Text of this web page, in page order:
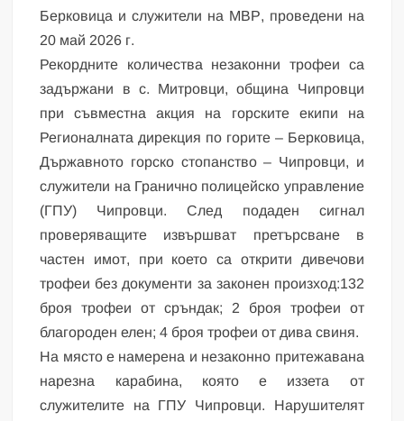
Берковица и служители на МВР, проведени на
20 май 2026 г.
Рекордните количества незаконни трофеи са
задържани в с. Митровци, община Чипровци
при съвместна акция на горските екипи на
Регионалната дирекция по горите – Берковица,
Държавното горско стопанство – Чипровци, и
служители на Гранично полицейско управление
(ГПУ) Чипровци. След подаден сигнал
проверяващите извършват претърсване в
частен имот, при което са открити дивечови
трофеи без документи за законен произход:132
броя трофеи от сръндак; 2 броя трофеи от
благороден елен; 4 броя трофеи от дива свиня.
На място е намерена и незаконно притежавана
нарезна карабина, която е иззета от
служителите на ГПУ Чипровци. Нарушителят